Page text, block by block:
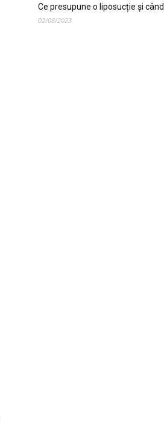
Ce presupune o liposucție și
02/08/2023